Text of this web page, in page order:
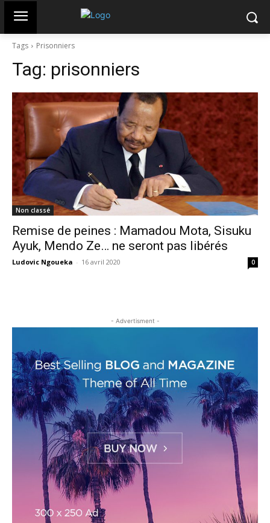
Tags Prisonniers
Tag: prisonniers
Non classé
Remise de peines : Mamadou Mota, Sisuku
Ayuk, Mendo Ze… ne seront pas libérés
Ludovic Ngoueka - 16 avril 2020 0
- Advertisment -